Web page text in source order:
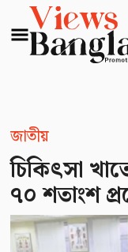
জাতীয়
চিকিৎসা
৭০ শতাংশ